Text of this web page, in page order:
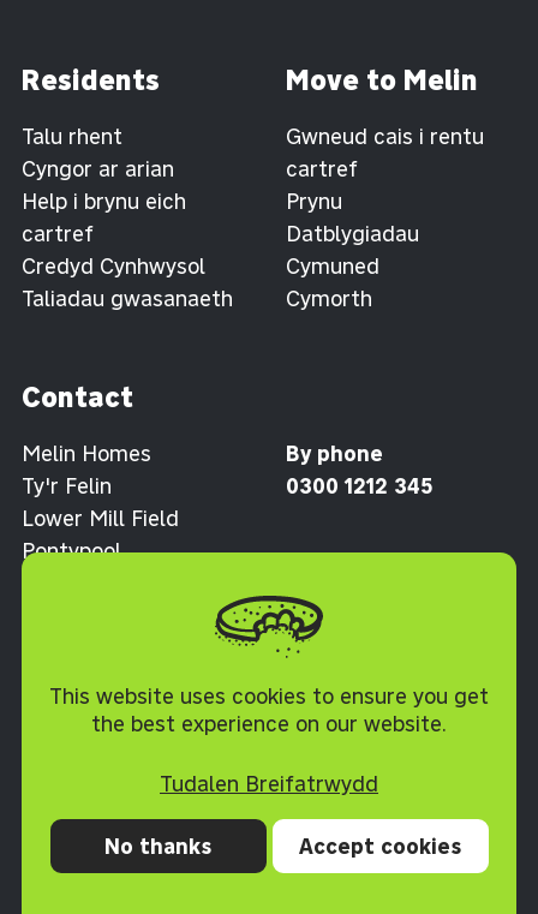
This website uses cookies to ensure you get
the best experience on our website.
Tudalen Breifatrwydd
No thanks Accept cookies
Residents
Talu rhent
Cyngor ar arian
Help i brynu eich
cartref
Credyd Cynhwysol
Taliadau gwasanaeth
Move to Melin
Gwneud cais i rentu
cartref
Prynu
Datblygiadau
Cymuned
Cymorth
Contact
Melin Homes
Ty'r Felin
Lower Mill Field
Pontypool
By phone
0300 1212 345
Preifatrwydd Cwcis
Datganiad hygyrchedd
Telerau ac Amodau